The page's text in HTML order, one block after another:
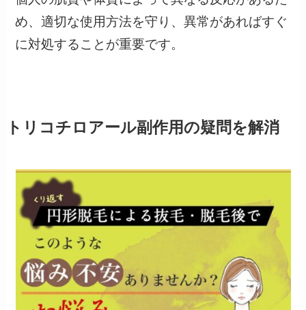
め、適切な使用方法を守り、異常があればすぐ
に対処することが重要です。
トリコチロアール副作用の疑問を解消